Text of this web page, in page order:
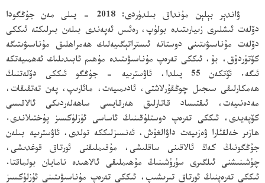
ۋاندېر بېلېن مۇنداق بىلدۈردى: 2018 - يىلى مەن جۇڭگودا
دۆلەت ئىشلىرى زىيارىتىدە بولۇپ، رەئىس ئەپەندى بىلەن بىرلىكتە ئىككى
دۆلەت مۇناسىۋىتىنى دوستانە ئىستراتېگىيەلىك ھەمراھلىق مۇناسىۋىتىگە
كۆتۈردۇق، بۇ، ئىككى تەرەپ مۇناسىۋىتىدە مۇھىم ئابىدىلىك ئەھمىيەتكە
ئىگە. ئۆتكەن 55 يىلدا، ئاۋسترىيە - جۇڭگو ئىككى دۆلەتنىڭ
ھەمكارلىقى سىجىل چوڭقۇرلاشتى، ئادىمىيەت، مائارىپ، پەن تەتقىقات،
مەدەنىيەت، ئىقتىساد قاتارلىق ھەرقايسى ساھەلەردىكى ئالاقىسى
كۆپەيدى، ئىككى تەرەپ دوستلۇقىنىڭ ئاساسى ئۈزلۈكسىز پۇختىلاندى.
ھازىر خەلقئارا ۋەزىيەت داۋالغۇش، ئەنسىزلىككە تولدى، ئاۋسترىيە بىلەن
جۇڭگونىڭ كەڭ ئالاقىنى ساقلىشى، مۇقىملىقنى ئورتاق قوغدىشى،
چۈشىنىشنى ئىلگىرى سۈرۈشىنىڭ مۇھىملىقى ئالاھىدە نامايان بولماقتا.
ئىككى تەرەپنىڭ ئورتاق تىرىشىپ، ئىككى تەرەپ مۇناسىۋىتىنى ئۈزلۈكسىز